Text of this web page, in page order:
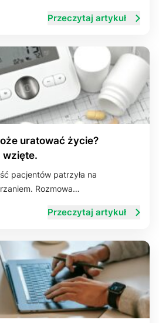
Przeczytaj artykuł
uratować życie?
wzięte.
pacjentów patrzyła na
Rozmowa…
Przeczytaj artykuł